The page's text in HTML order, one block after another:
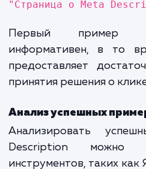
Description
Хорошие и плохие
"Ознакомьтесь
эффективному
Description в SEO.